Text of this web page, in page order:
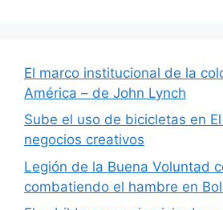
El marco institucional de la
América – de John Lynch
Sube el uso de bicicletas en
negocios creativos
Legión de la Buena Voluntad
combatiendo el hambre en